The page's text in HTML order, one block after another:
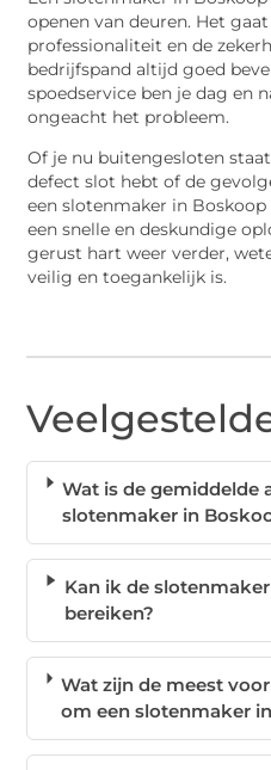
openen van deuren. Het
professionaliteit en de
bedrijfspand altijd goed
spoedservice ben je dag en
ongeacht het probleem.
Of je nu buitengesloten
defect slot hebt of de
een slotenmaker in
een snelle en deskundige
gerust hart weer verder,
veilig en toegankelijk is.
Wat is de gemiddelde
slotenmaker in
Kan ik de
bereiken?
Wat zijn de meest
om een slotenmaker